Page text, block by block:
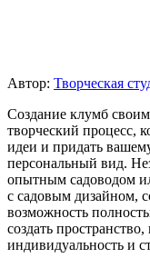
Автор: Творческая
Создание клумб
творческий процесс,
идеи и придать
персональный вид.
опытным садоводом
с садовым дизайном,
возможность
создать
индивидуальность и